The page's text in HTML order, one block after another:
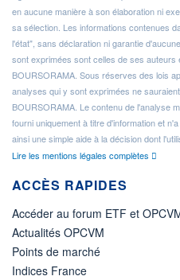
en aucune manière à son élaboration ni
sa sélection. Les informations contenues
l'état", sans déclaration ni garantie
sont exprimées sont celles de ses
BOURSORAMA. Sous réserves des lois
analyses qui y sont exprimées ne
BOURSORAMA. Le contenu de l'analyse
fourni uniquement à titre d'information et
ainsi une simple aide à la décision dont
Lire les mentions légales complètes
ACCÈS RAPIDES
Accéder au forum ETF et
Actualités OPCVM
Points de marché
Indices France